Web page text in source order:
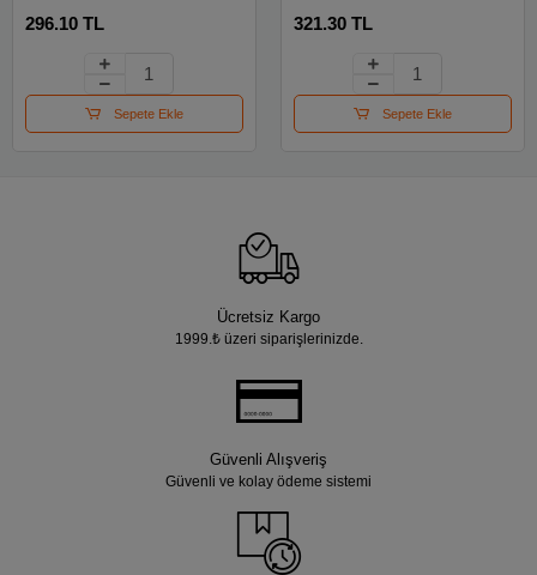
296.10 TL
Sepete Ekle
321.30 TL
Sepete Ekle
Ücretsiz Kargo
1999.₺ üzeri siparişlerinizde.
Güvenli Alışveriş
Güvenli ve kolay ödeme sistemi